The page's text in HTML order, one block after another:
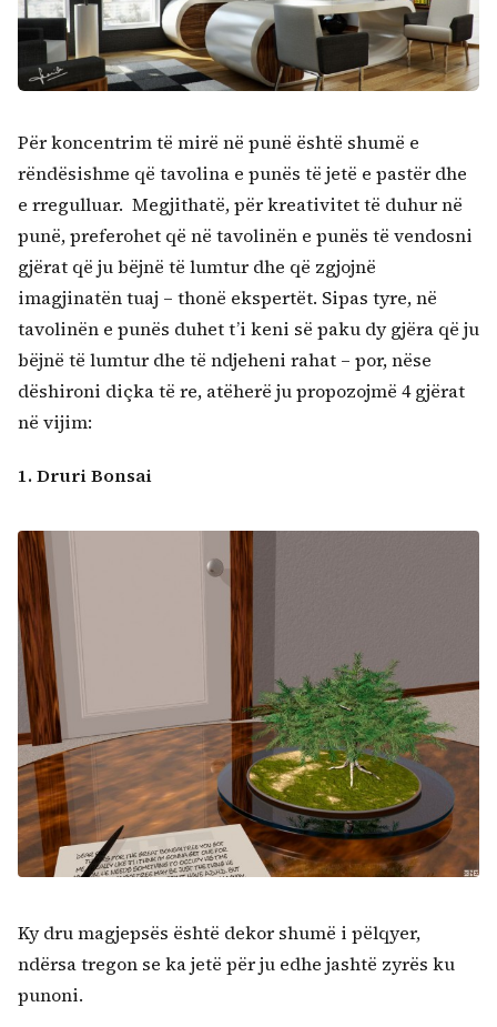
Kërko:
Për koncentrim të mirë në punë është shumë e
rëndësishme që tavolina e punës të jetë e pastër dhe
e rregulluar. Megjithatë, për kreativitet të duhur në
punë, preferohet që në tavolinën e punës të vendosni
gjërat që ju bëjnë të lumtur dhe që zgjojnë
imagjinatën tuaj – thonë ekspertët. Sipas tyre, në
tavolinën e punës duhet t’i keni së paku dy gjëra që ju
bëjnë të lumtur dhe të ndjeheni rahat – por, nëse
dëshironi diçka të re, atëherë ju propozojmë 4 gjërat
në vijim:
1. Druri Bonsai
Ky dru magjepsës është dekor shumë i pëlqyer,
ndërsa tregon se ka jetë për ju edhe jashtë zyrës ku
punoni.